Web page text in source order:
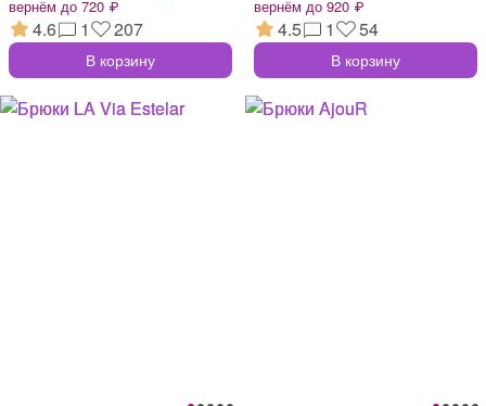
вернём до 720 ₽
4.6 1 207
В корзину
вернём до 920 ₽
4.5 1 54
В корзину